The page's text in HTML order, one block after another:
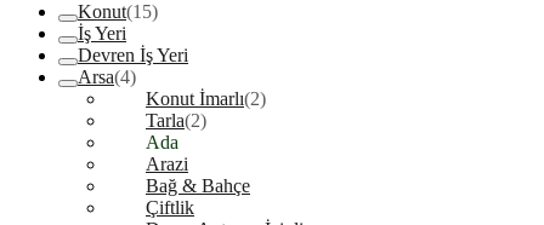
Konut(15)
İş Yeri
Devren İş Yeri
Arsa(4)
Konut İmarlı(2)
Tarla(2)
Ada
Arazi
Bağ & Bahçe
Çiftlik